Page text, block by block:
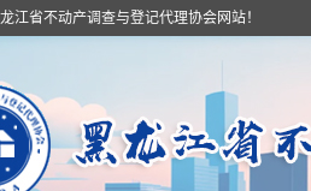
江省不动产调查与登记代理协会网站！